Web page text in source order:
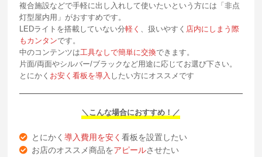
複合施設などで手軽に出し入れして使いたいという方には「非点
灯型屋内用」がおすすめです。
LEDライトを搭載していない分軽く 、扱いやすく 店内にしまう際
もカンタンです。
中のコンテンツは工具なしで簡単に交換できます。
片面/両面やシルバー/ブラックなど用途に応じてお選び下さい。
とにかく お安く看板を導入 したい方にオススメです
＼こんな場合におすすめ！／
とにかく導入費用を安く看板を設置したい
お店のオススメ商品をアピールさせたい